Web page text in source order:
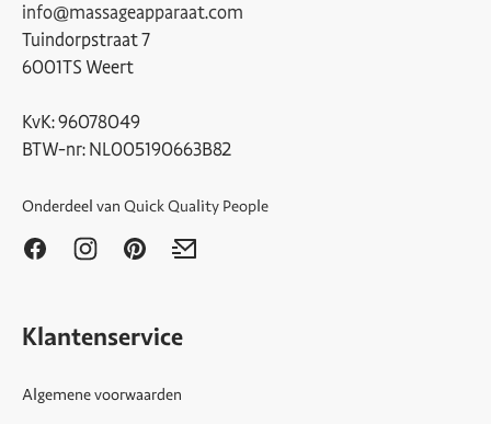
info@massageapparaat.com
Tuindorpstraat 7
6001TS Weert
KvK: 96078049
BTW-nr: NL005190663B82
Onderdeel van Quick Quality People
Klantenservice
Algemene voorwaarden